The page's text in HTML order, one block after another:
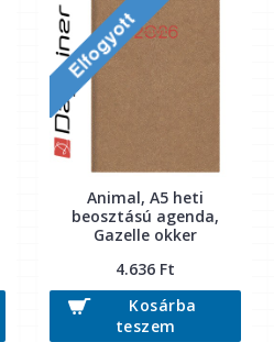
Animal, A5 heti
beosztású agenda,
Gazelle okker
4.636 Ft
Kosárba
teszem